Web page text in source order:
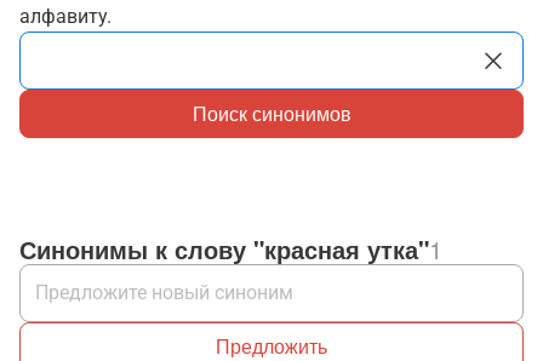
алфавиту.
Поиск синонимов
Синонимы к слову "красная утка"1
Предложить